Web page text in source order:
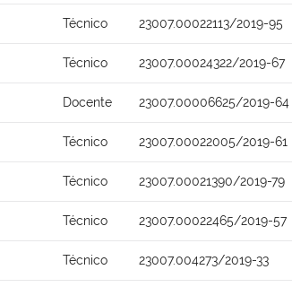
Técnico 23007.00022113/2019-95
Técnico 23007.00024322/2019-67
Docente 23007.00006625/2019-64
Técnico 23007.00022005/2019-61
Técnico 23007.00021390/2019-79
Técnico 23007.00022465/2019-57
Técnico 23007.004273/2019-33